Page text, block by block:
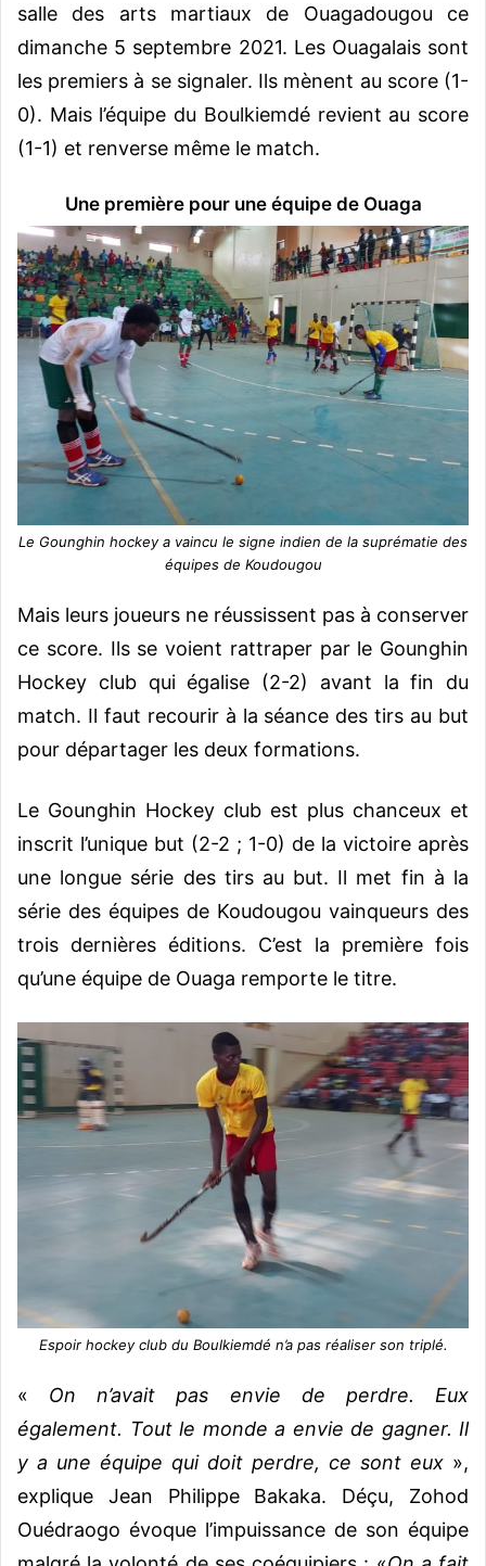
salle des arts martiaux de Ouagadougou ce
dimanche 5 septembre 2021. Les Ouagalais sont
les premiers à se signaler. Ils mènent au score (1-
0). Mais l’équipe du Boulkiemdé revient au score
(1-1) et renverse même le match.
Une première pour une équipe de Ouaga
Le Gounghin hockey a vaincu le signe indien de la suprématie des
équipes de Koudougou
Mais leurs joueurs ne réussissent pas à conserver
ce score. Ils se voient rattraper par le Gounghin
Hockey club qui égalise (2-2) avant la fin du
match. Il faut recourir à la séance des tirs au but
pour départager les deux formations.
Le Gounghin Hockey club est plus chanceux et
inscrit l’unique but (2-2 ; 1-0) de la victoire après
une longue série des tirs au but. Il met fin à la
série des équipes de Koudougou vainqueurs des
trois dernières éditions. C’est la première fois
qu’une équipe de Ouaga remporte le titre.
Espoir hockey club du Boulkiemdé n’a pas réaliser son triplé.
« On n’avait pas envie de perdre. Eux
également. Tout le monde a envie de gagner. Il
y a une équipe qui doit perdre, ce sont eux »,
explique Jean Philippe Bakaka. Déçu, Zohod
Ouédraogo évoque l’impuissance de son équipe